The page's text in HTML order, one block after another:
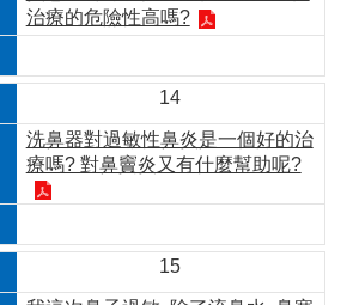
治療的危險性高嗎?
14
洗鼻器對過敏性鼻炎是一個好的治
療嗎? 對鼻竇炎又有什麼幫助呢?
15